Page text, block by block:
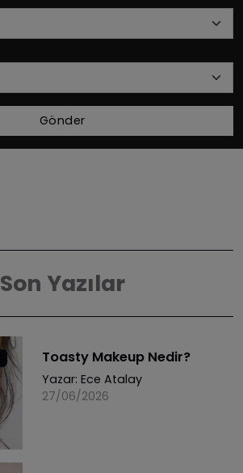
Gönder
Son Yazılar
Toasty Makeup Nedir?
Yazar: Ece Atalay
27/06/2026